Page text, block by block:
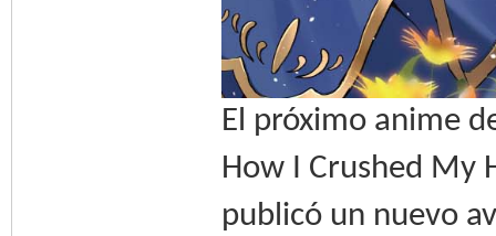
El próximo anime
How I Crushed My
publicó un nuevo